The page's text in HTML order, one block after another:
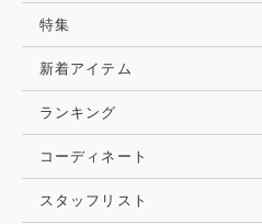
特集
新着アイテム
ランキング
コーディネート
スタッフリスト